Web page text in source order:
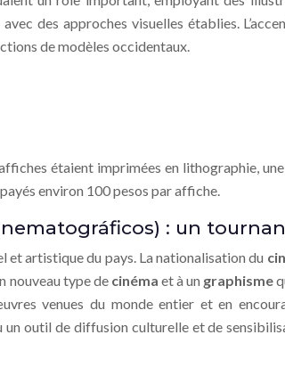
des approches visuelles établies.
de modèles occidentaux.
étaient imprimées en lithographie, une
environ 100 pesos par affiche.
: un
et artistique du pays. La nationalisation du
nouveau type de cinéma et à un graphisme
venues du monde entier et en
un outil de diffusion culturelle et de